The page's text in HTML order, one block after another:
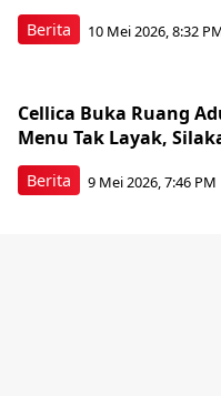
Berita 10 Mei 2026, 8:32
Berita
Cellica Buka Ruang
Menu Tak Layak,
9 Mei 2026, 7:46 PM